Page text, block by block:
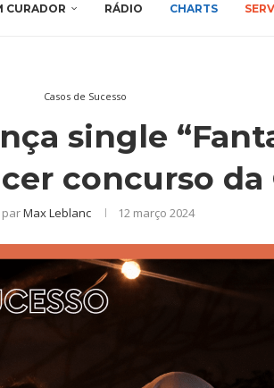
CURADOR RÁDIO CHARTS
Casos de Sucesso
single
concurso da
parMax Leblanc 12 março 2024